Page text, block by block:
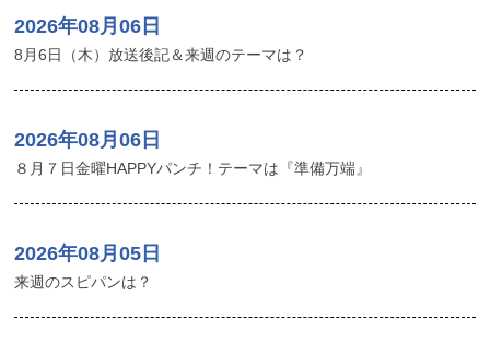
2026年08月06日
8月6日（木）放送後記＆来週のテーマは？
2026年08月06日
８月７日金曜HAPPYパンチ！テーマは『準備万端』
2026年08月05日
来週のスピパンは？